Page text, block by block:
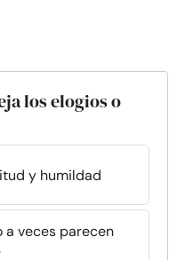
los elogios o
y humildad
a veces parecen